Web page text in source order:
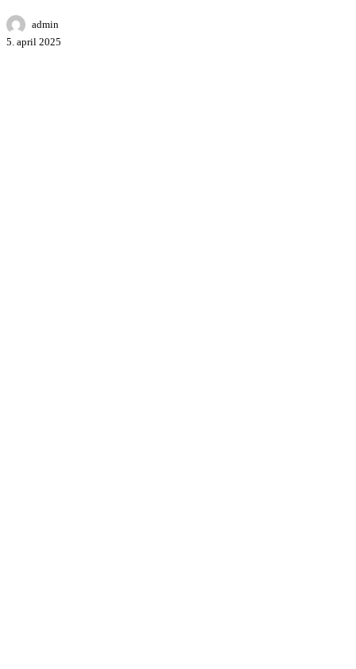
admin
5. april 2025